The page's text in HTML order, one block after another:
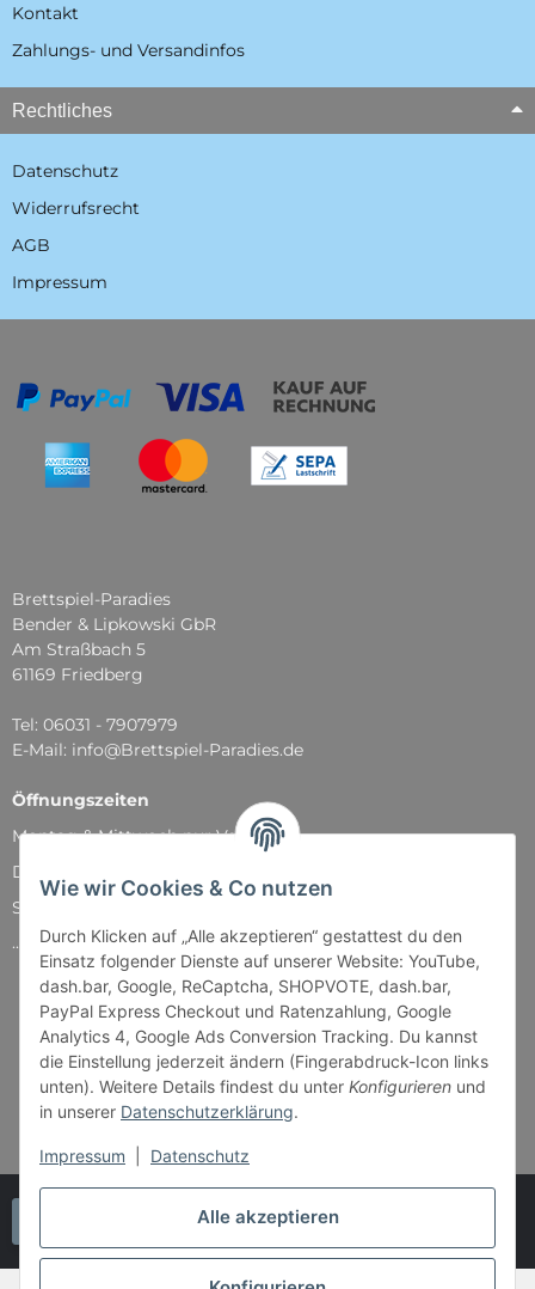
Alle akzeptieren
Wie wir Cookies & Co nutzen
Durch Klicken auf „Alle akzeptieren“ gestattest du den
Einsatz folgender Dienste auf unserer Website: YouTube,
dash.bar, Google, ReCaptcha, SHOPVOTE, dash.bar,
PayPal Express Checkout und Ratenzahlung, Google
Analytics 4, Google Ads Conversion Tracking. Du kannst
die Einstellung jederzeit ändern (Fingerabdruck-Icon links
unten). Weitere Details findest du unter Konfigurieren und
in unserer Datenschutzerklärung.
Impressum Datenschutz
Kontakt
Zahlungs- und Versandinfos
Rechtliches
Datenschutz
Widerrufsrecht
AGB
Impressum
Brettspiel-Paradies
Bender & Lipkowski GbR
Am Straßbach 5
61169 Friedberg
Tel: 06031 - 7907979
E-Mail: info@Brettspiel-Paradies.de
Öffnungszeiten
Montag & Mittwoch nur Versand
Dienstag, Donnerstag und Freitag: 11:00 - 18:30 Uhr
Samstag: 11:00 - 14:00 Uhr
...und natürlich während unserer Events